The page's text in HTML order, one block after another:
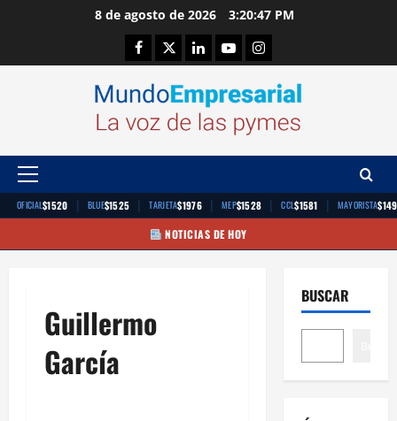
8 de agosto de 2026 3:20:47 PM
Facebook
TwitterLinkedinYoutubeInstagram
Menú
principal
OFICIAL$1520 | BLUE$1525 | TARJETA$1976 | MEP$1528 | CCL$1581 | MAYORISTA
NOTICIAS DE HOY
Guillermo
García
BUSCAR